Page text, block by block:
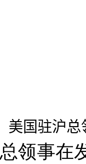
美国驻沪总
事在